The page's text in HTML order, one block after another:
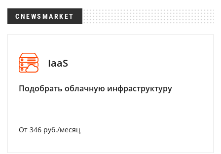
CNEWSMARKET
IaaS
Подобрать облачную инфраструктуру
От 346 руб./месяц